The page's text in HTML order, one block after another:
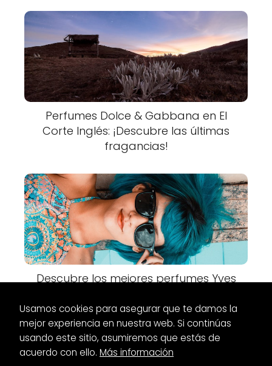
Perfumes Dolce & Gabbana en El
Corte Inglés: ¡Descubre las últimas
fragancias!
Descubre los mejores perfumes Yves
Usamos cookies para asegurar que te damos la
mejor experiencia en nuestra web. Si continúas
usando este sitio, asumiremos que estás de
acuerdo con ello. Más información